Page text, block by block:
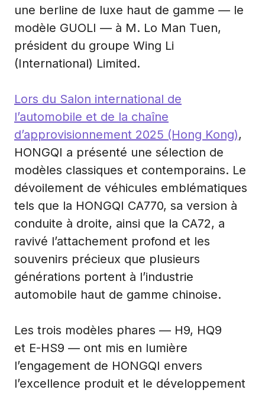
une berline de luxe haut de gamme — le
modèle GUOLI — à M. Lo Man Tuen,
président du groupe Wing Li
(International) Limited.
Lors du Salon international de
l’automobile et de la chaîne
d’approvisionnement 2025 (Hong Kong),
HONGQI a présenté une sélection de
modèles classiques et contemporains. Le
dévoilement de véhicules emblématiques
tels que la HONGQI CA770, sa version à
conduite à droite, ainsi que la CA72, a
ravivé l’attachement profond et les
souvenirs précieux que plusieurs
générations portent à l’industrie
automobile haut de gamme chinoise.
Les trois modèles phares — H9, HQ9
et E-HS9 — ont mis en lumière
l’engagement de HONGQI envers
l’excellence produit et le développement